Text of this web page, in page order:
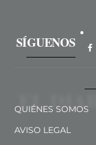
SÍGUENOS
QUIÉNES SOMOS
AVISO LEGAL